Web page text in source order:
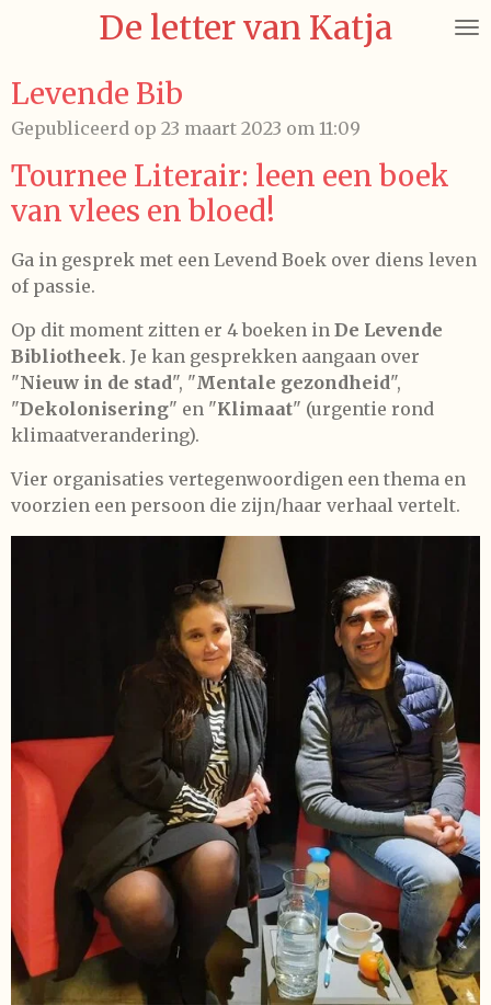
de
hoofdinhoud
De letter van Katja
Levende Bib
Gepubliceerd op 23 maart 2023 om 11:09
Tournee Literair: leen een boek
van vlees en bloed!
Ga in gesprek met een Levend Boek over diens leven
of passie.
Op dit moment zitten er 4 boeken in De Levende
Bibliotheek. Je kan gesprekken aangaan over
"Nieuw in de stad", "Mentale gezondheid",
"Dekolonisering" en "Klimaat" (urgentie rond
klimaatverandering).
Vier organisaties vertegenwoordigen een thema en
voorzien een persoon die zijn/haar verhaal vertelt.